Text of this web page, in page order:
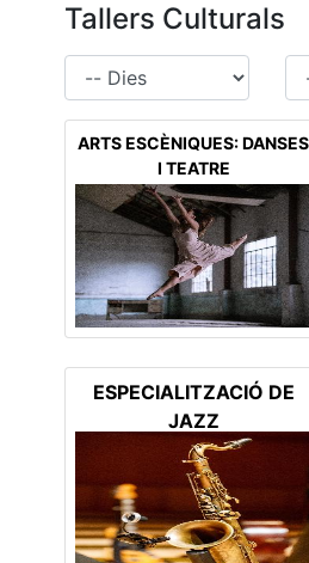
Tallers Culturals
ARTS ESCÈNIQUES: DANSES
I TEATRE
ESPECIALITZACIÓ DE
JAZZ